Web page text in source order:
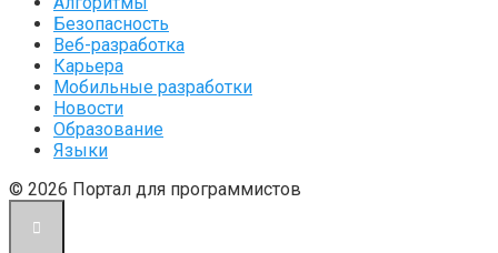
Безопасность
Веб-разработка
Карьера
Мобильные разработки
Новости
Образование
Языки
© 2026 Портал для программистов